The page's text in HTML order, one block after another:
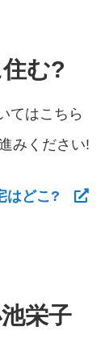
む?
てはこちら
みください!
はどこ?
栄子